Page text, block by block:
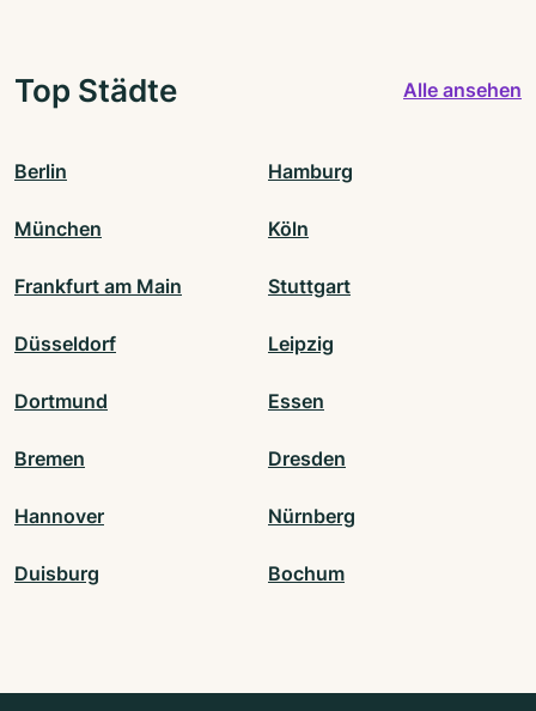
Top Städte Alle ansehen
Berlin Hamburg
München Köln
Frankfurt am Main Stuttgart
Düsseldorf Leipzig
Dortmund Essen
Bremen Dresden
Hannover Nürnberg
Duisburg Bochum